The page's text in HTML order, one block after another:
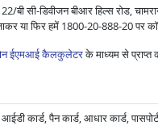
सी-डिवीजन बीआर हिल्स रोड,
या फिर हमें 1800-20-888-20 पर
ईएमआई कैलकुलेटरके माध्यम से प्राप्त
कार्ड, पैन कार्ड, आधार कार्ड, पासपोर्ट